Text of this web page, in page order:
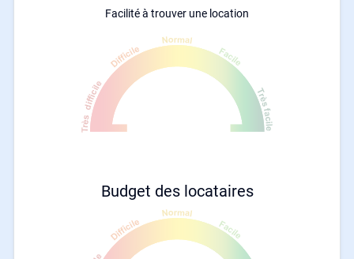
Facilité à trouver une location
Budget des locataires